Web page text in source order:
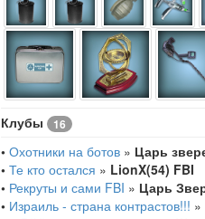
Клубы 16
• Охотники на ботов » Царь
• Те кто остался » LionX(54) FBI
• Рекруты и сами FBI » Царь
• Израиль - страна контрастов!!! »